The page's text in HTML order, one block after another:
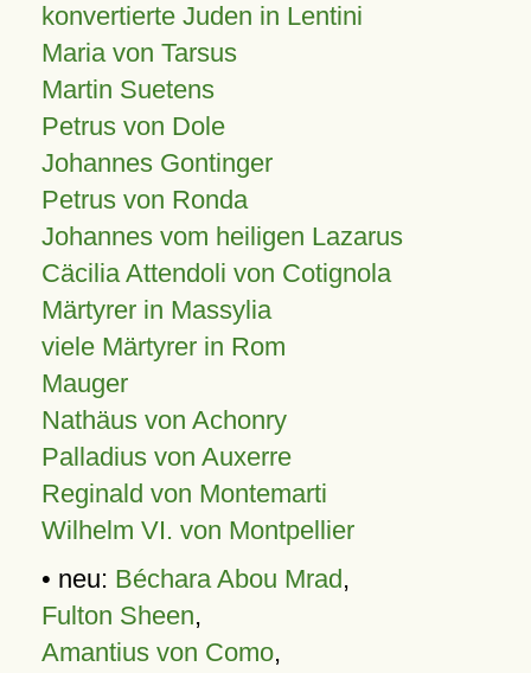
konvertierte Juden in Lentini
Maria von Tarsus
Martin Suetens
Petrus von Dole
Johannes Gontinger
Petrus von Ronda
Johannes vom heiligen Lazarus
Cäcilia Attendoli von Cotignola
Märtyrer in Massylia
viele Märtyrer in Rom
Mauger
Nathäus von Achonry
Palladius von Auxerre
Reginald von Montemarti
Wilhelm VI. von Montpellier
• neu: Béchara Abou Mrad,
Fulton Sheen,
Amantius von Como,